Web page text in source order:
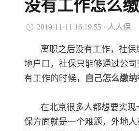
没有工作怎么
2019-11-11 16:19:55 · 人人保
离职之后没有工作，社
地户口，社保只能够通过公
有工作的时候，
自己怎么缴
在北京很多人都想要实
保方面就是一个难题，外地